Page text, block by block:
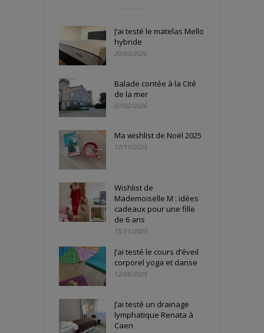
J’ai testé le matelas Mello
hybride
20/03/2026
Balade contée à la Cité
de la mer
07/02/2026
Ma wishlist de Noël 2025
17/11/2025
Wishlist de
Mademoiselle M : idées
cadeaux pour une fille
de 6 ans
15/11/2025
J’ai testé le cours d’éveil
corporel yoga et danse
12/08/2025
J’ai testé un drainage
lymphatique Renata à
Caen